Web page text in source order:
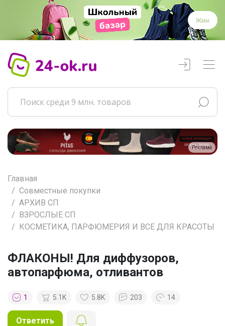
Жми
Реклама
Главная
Совместные покупки
АРХИВ СП
ВЗРОСЛЫЕ СП
КОСМЕТИКА, ПАРФЮМЕРИЯ И ВСЕ ДЛЯ КРАСОТЫ
ФЛАКОНЫ! Для диффузоров,
автопарфюма, отливантов
1 5.1K 5.8K 203 14
Ответить